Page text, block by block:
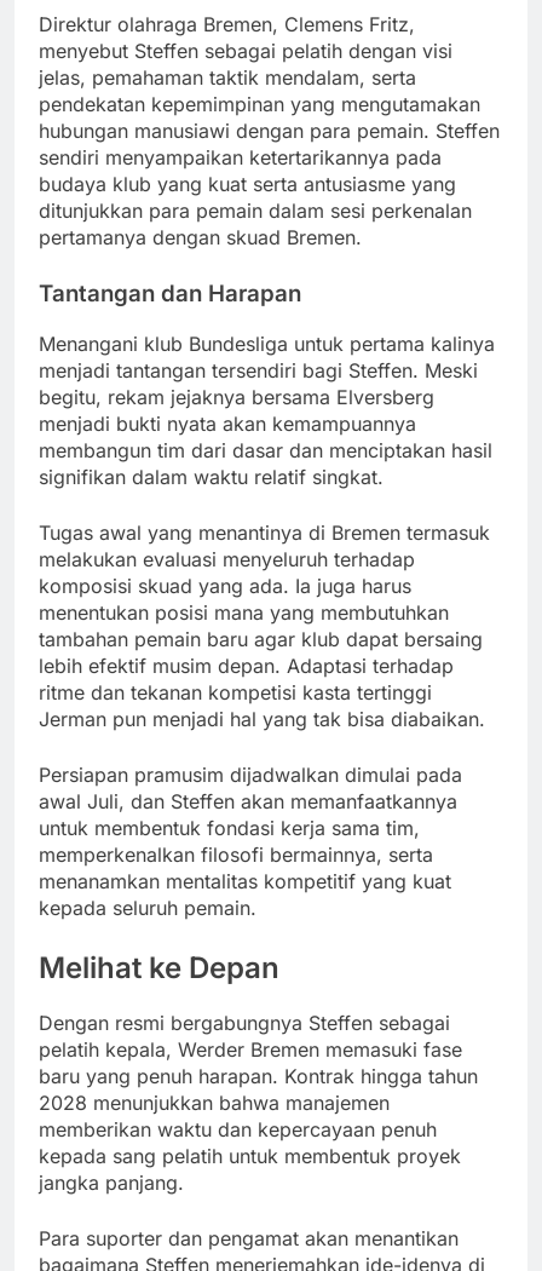
Direktur olahraga Bremen, Clemens Fritz,
menyebut Steffen sebagai pelatih dengan visi
jelas, pemahaman taktik mendalam, serta
pendekatan kepemimpinan yang mengutamakan
hubungan manusiawi dengan para pemain. Steffen
sendiri menyampaikan ketertarikannya pada
budaya klub yang kuat serta antusiasme yang
ditunjukkan para pemain dalam sesi perkenalan
pertamanya dengan skuad Bremen.
Tantangan dan Harapan
Menangani klub Bundesliga untuk pertama kalinya
menjadi tantangan tersendiri bagi Steffen. Meski
begitu, rekam jejaknya bersama Elversberg
menjadi bukti nyata akan kemampuannya
membangun tim dari dasar dan menciptakan hasil
signifikan dalam waktu relatif singkat.
Tugas awal yang menantinya di Bremen termasuk
melakukan evaluasi menyeluruh terhadap
komposisi skuad yang ada. Ia juga harus
menentukan posisi mana yang membutuhkan
tambahan pemain baru agar klub dapat bersaing
lebih efektif musim depan. Adaptasi terhadap
ritme dan tekanan kompetisi kasta tertinggi
Jerman pun menjadi hal yang tak bisa diabaikan.
Persiapan pramusim dijadwalkan dimulai pada
awal Juli, dan Steffen akan memanfaatkannya
untuk membentuk fondasi kerja sama tim,
memperkenalkan filosofi bermainnya, serta
menanamkan mentalitas kompetitif yang kuat
kepada seluruh pemain.
Melihat ke Depan
Dengan resmi bergabungnya Steffen sebagai
pelatih kepala, Werder Bremen memasuki fase
baru yang penuh harapan. Kontrak hingga tahun
2028 menunjukkan bahwa manajemen
memberikan waktu dan kepercayaan penuh
kepada sang pelatih untuk membentuk proyek
jangka panjang.
Para suporter dan pengamat akan menantikan
bagaimana Steffen menerjemahkan ide-idenya di